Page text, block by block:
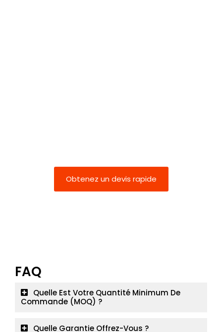
Obtenez un devis rapide
FAQ
Quelle Est Votre Quantité Minimum De
Commande (MOQ) ?
Quelle Garantie Offrez-Vous ?